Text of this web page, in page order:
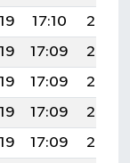
17:10
20:30
17:09
20:29
17:09
20:28
17:09
20:27
17:09
20:26